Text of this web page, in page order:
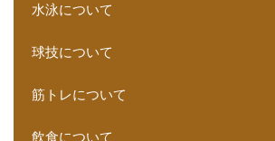
水泳について
球技について
筋トレについて
飲食について